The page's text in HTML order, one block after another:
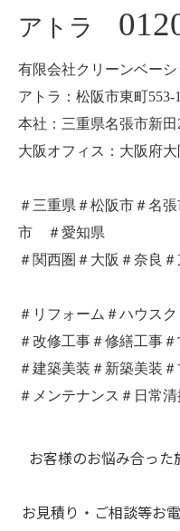
アトラ
有限会社クリーンベー
アトラ：松阪市東町553-1
本社：三重県名張市新田
大阪オフィス：大阪府
＃三重県＃松阪市＃名
市 ＃愛知県
＃関西圏＃大阪＃奈良
＃リフォーム＃ハウス
＃改修工事＃修繕工事
＃建築美装＃新築美装
＃メンテナンス＃日常
お客様のお悩み合った
お見積り・ご相談等お